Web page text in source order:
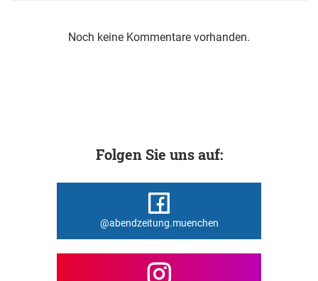
Noch keine Kommentare vorhanden.
Folgen Sie uns auf:
@abendzeitung.muenchen